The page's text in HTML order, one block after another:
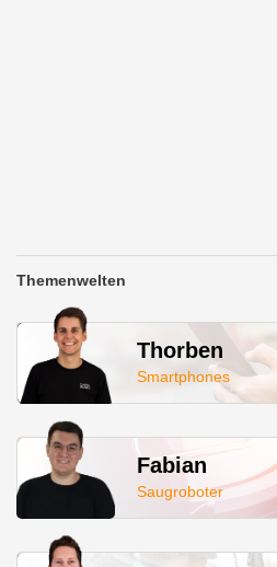
Themenwelten
Thorben
Smartphones
Fabian
Saugroboter